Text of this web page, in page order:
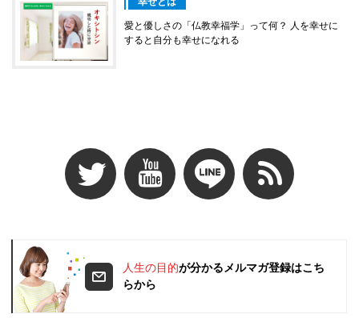
愛と優しさの「仏教幸福学」って何？ 人を幸せに
すると自分も幸せになれる
人生の目的が分かるメルマガ登録はこち
らから